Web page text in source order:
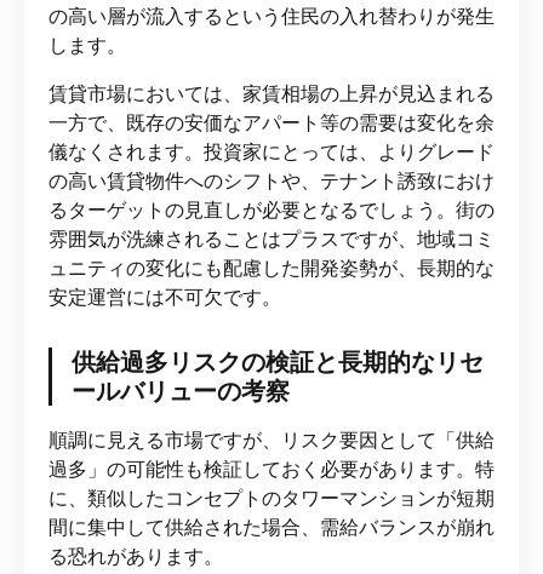
の高い層が流入するという住民の入れ替わりが発生
します。
賃貸市場においては、家賃相場の上昇が見込まれる
一方で、既存の安価なアパート等の需要は変化を余
儀なくされます。投資家にとっては、よりグレード
の高い賃貸物件へのシフトや、テナント誘致におけ
るターゲットの見直しが必要となるでしょう。街の
雰囲気が洗練されることはプラスですが、地域コミ
ュニティの変化にも配慮した開発姿勢が、長期的な
安定運営には不可欠です。
供給過多リスクの検証と長期的なリセ
ールバリューの考察
順調に見える市場ですが、リスク要因として「供給
過多」の可能性も検証しておく必要があります。特
に、類似したコンセプトのタワーマンションが短期
間に集中して供給された場合、需給バランスが崩れ
る恐れがあります。